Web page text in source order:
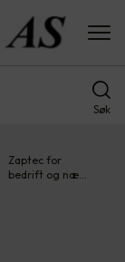
Søk
Zaptec for
bedrift og næ…